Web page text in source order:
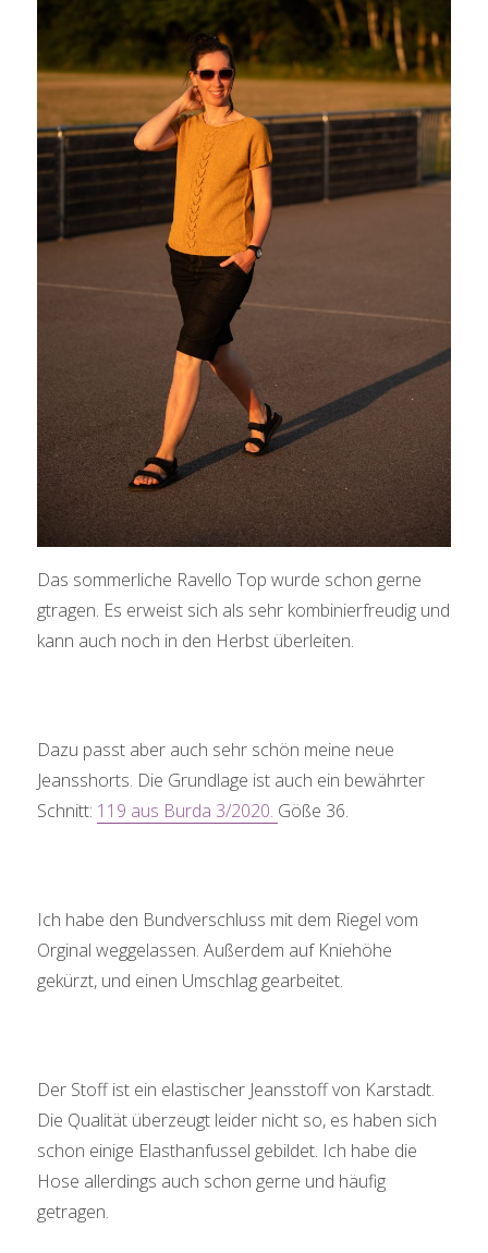
Das sommerliche Ravello Top wurde schon gerne
gtragen. Es erweist sich als sehr kombinierfreudig und
kann auch noch in den Herbst überleiten.
Dazu passt aber auch sehr schön meine neue
Jeansshorts. Die Grundlage ist auch ein bewährter
Schnitt: 119 aus Burda 3/2020. Göße 36.
Ich habe den Bundverschluss mit dem Riegel vom
Orginal weggelassen. Außerdem auf Kniehöhe
gekürzt, und einen Umschlag gearbeitet.
Der Stoff ist ein elastischer Jeansstoff von Karstadt.
Die Qualität überzeugt leider nicht so, es haben sich
schon einige Elasthanfussel gebildet. Ich habe die
Hose allerdings auch schon gerne und häufig
getragen.